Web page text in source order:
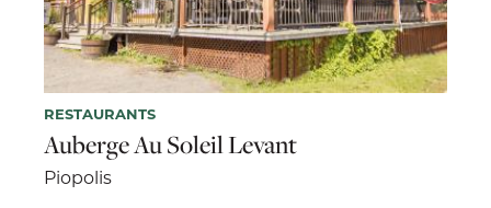
RESTAURANTS
Auberge Au Soleil Levant
Piopolis